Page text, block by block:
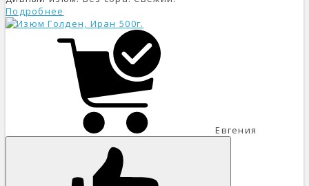
Подробнее
Евгения